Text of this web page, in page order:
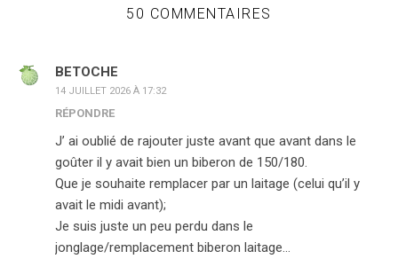
50 COMMENTAIRES
BETOCHE
14 JUILLET 2026 À 17:32
RÉPONDRE
J’ ai oublié de rajouter juste avant que avant dans le
goûter il y avait bien un biberon de 150/180.
Que je souhaite remplacer par un laitage (celui qu’il y
avait le midi avant);
Je suis juste un peu perdu dans le
jonglage/remplacement biberon laitage…